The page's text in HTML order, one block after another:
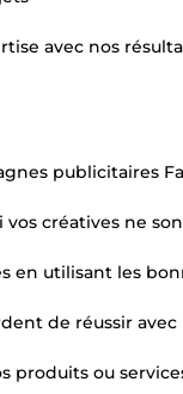
avec nos
publicitaires
créatives ne
en utilisant les
de réussir
ou